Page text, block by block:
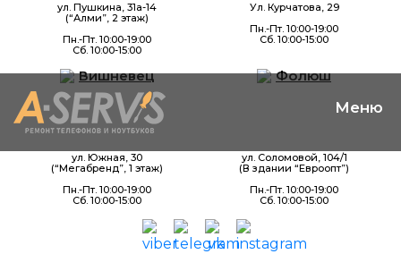
ул. Пушкина, 31а-14
(“Алми”, 2 этаж)
Пн.-Пт. 10:00-19:00
Сб. 10:00-15:00
Ул. Курчатова, 29
Пн.-Пт. 10:00-19:00
Сб. 10:00-15:00
Вишневец
ул. Южная, 30
(“Мегабренд”, 1 этаж)
Пн.-Пт. 10:00-19:00
Сб. 10:00-15:00
Фолюш
ул. Соломовой, 104/1
(В здании “Евроопт”)
Пн.-Пт. 10:00-19:00
Сб. 10:00-15:00